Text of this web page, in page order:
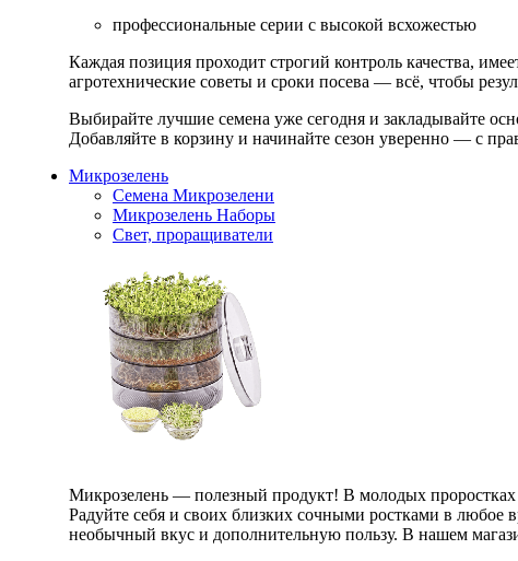
профессиональные серии с высокой всхожестью
Каждая позиция проходит строгий контроль качества,
агротехнические советы и сроки посева — всё, чтобы
Выбирайте лучшие семена уже сегодня и закладывайте
Добавляйте в корзину и начинайте сезон уверенно — с
Микрозелень
Семена Микрозелени
Микрозелень Наборы
Свет, проращиватели
Микрозелень — полезный продукт! В молодых
Радуйте себя и своих близких сочными ростками в любое
необычный вкус и дополнительную пользу. В нашем